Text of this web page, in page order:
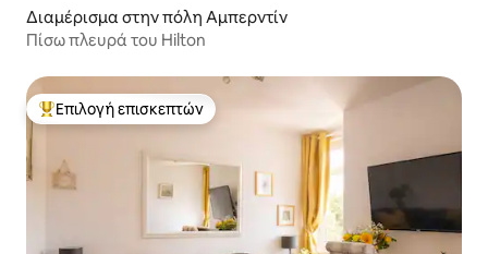
Διαμέρισμα στην πόλη Αμπερντίν
Πίσω πλευρά του Hilton
Κορυφαία επιλογή επισκεπτών
Επιλογή επισκεπτών